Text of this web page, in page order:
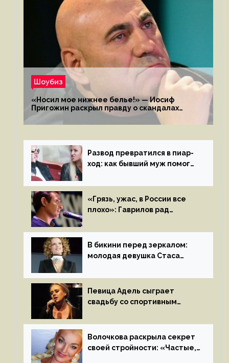
Шоубиз
«Носил мое нижнее белье!» — Иосиф
Пригожин раскрыл правду о скандалах
с мужем своей экс-жены
Развод превратился в пиар-
ход: как бывший муж помог
«Грязь, ужас, в России все
плохо»: Гаврилов рад
иноагентов
В бикини перед зеркалом:
молодая девушка Стаса
на камеру
Певица Адель сыграет
свадьбу со спортивным
летом
Волочкова раскрыла секрет
своей стройности: «Частые,